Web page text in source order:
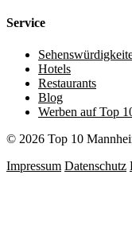
Service
Hotels
Restaurants
Blog
Werben auf Top
© 2026 Top 10
Impressum Datenschutz